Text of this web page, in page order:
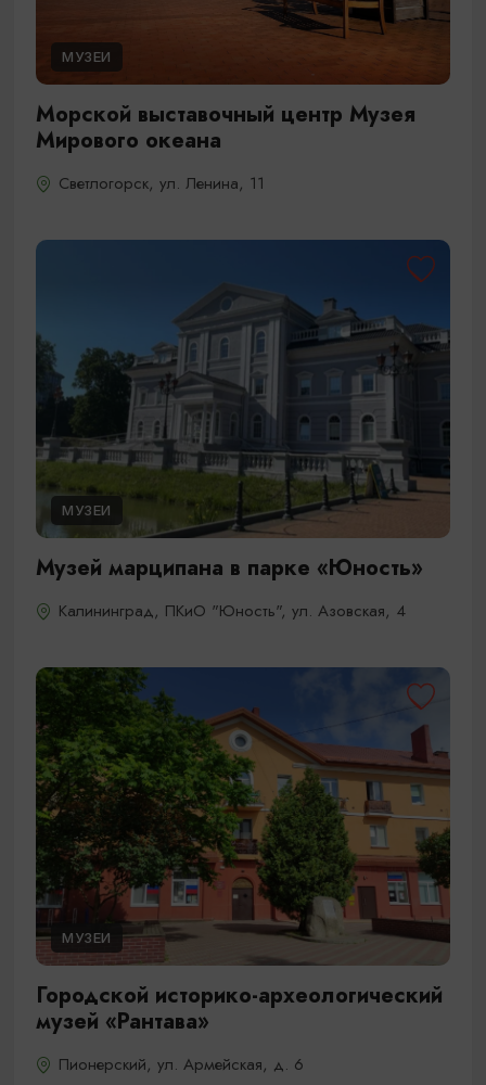
МУЗЕИ
Морской выставочный центр Музея
Мирового океана
Светлогорск, ул. Ленина, 11
МУЗЕИ
Музей марципана в парке «Юность»
Калининград, ПКиО "Юность", ул. Азовская, 4
МУЗЕИ
Городской историко-археологический
музей «Рантава»
Пионерский, ул. Армейская, д. 6